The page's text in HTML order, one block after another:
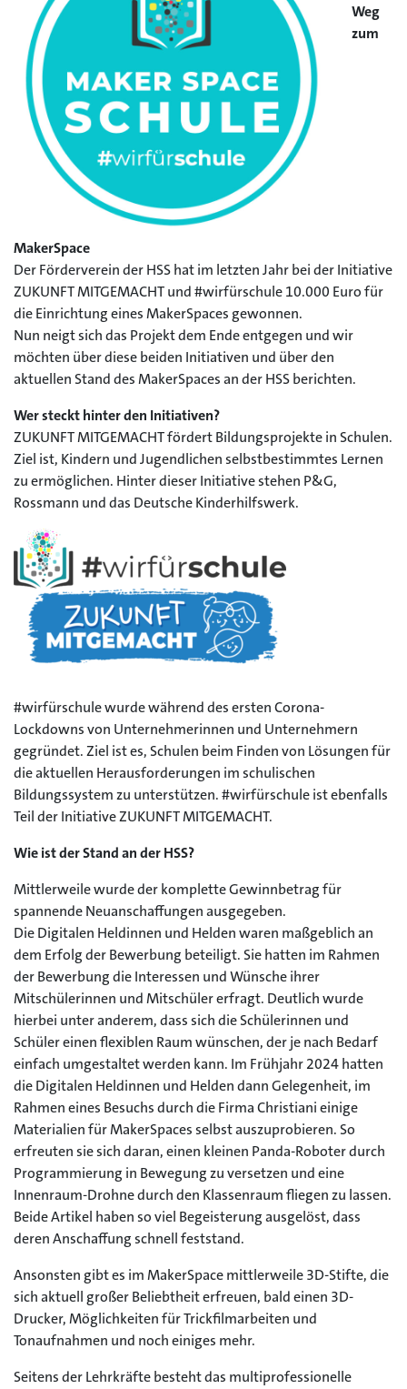
Weg
zum
MakerSpace
Der Förderverein der HSS hat im letzten Jahr bei der Initiative
ZUKUNFT MITGEMACHT und #wirfürschule 10.000 Euro für
die Einrichtung eines MakerSpaces gewonnen.
Nun neigt sich das Projekt dem Ende entgegen und wir
möchten über diese beiden Initiativen und über den
aktuellen Stand des MakerSpaces an der HSS berichten.
Wer steckt hinter den Initiativen?
ZUKUNFT MITGEMACHT fördert Bildungsprojekte in Schulen.
Ziel ist, Kindern und Jugendlichen selbstbestimmtes Lernen
zu ermöglichen. Hinter dieser Initiative stehen P&G,
Rossmann und das Deutsche Kinderhilfswerk.
#wirfürschule wurde während des ersten Corona-
Lockdowns von Unternehmerinnen und Unternehmern
gegründet. Ziel ist es, Schulen beim Finden von Lösungen für
die aktuellen Herausforderungen im schulischen
Bildungssystem zu unterstützen. #wirfürschule ist ebenfalls
Teil der Initiative ZUKUNFT MITGEMACHT.
Wie ist der Stand an der HSS?
Mittlerweile wurde der komplette Gewinnbetrag für
spannende Neuanschaffungen ausgegeben.
Die Digitalen Heldinnen und Helden waren maßgeblich an
dem Erfolg der Bewerbung beteiligt. Sie hatten im Rahmen
der Bewerbung die Interessen und Wünsche ihrer
Mitschülerinnen und Mitschüler erfragt. Deutlich wurde
hierbei unter anderem, dass sich die Schülerinnen und
Schüler einen flexiblen Raum wünschen, der je nach Bedarf
einfach umgestaltet werden kann. Im Frühjahr 2024 hatten
die Digitalen Heldinnen und Helden dann Gelegenheit, im
Rahmen eines Besuchs durch die Firma Christiani einige
Materialien für MakerSpaces selbst auszuprobieren. So
erfreuten sie sich daran, einen kleinen Panda-Roboter durch
Programmierung in Bewegung zu versetzen und eine
Innenraum-Drohne durch den Klassenraum fliegen zu lassen.
Beide Artikel haben so viel Begeisterung ausgelöst, dass
deren Anschaffung schnell feststand.
Ansonsten gibt es im MakerSpace mittlerweile 3D-Stifte, die
sich aktuell großer Beliebtheit erfreuen, bald einen 3D-
Drucker, Möglichkeiten für Trickfilmarbeiten und
Tonaufnahmen und noch einiges mehr.
Seitens der Lehrkräfte besteht das multiprofessionelle